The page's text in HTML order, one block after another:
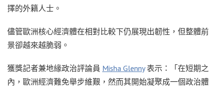
擇的外籍人士。
儘管歐洲核心經濟體在相對比較下仍展現出韌性，但整體前
景卻越來越脆弱。
獲獎記者兼地緣政治評論員 Misha Glenny表示：「在短期之
內，歐洲經濟難免舉步維艱，然而其開始凝聚成一個政治體